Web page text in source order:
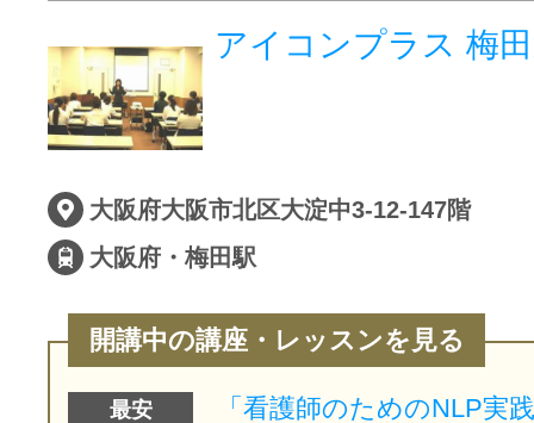
アイコンプラス 梅
大阪府大阪市北区大淀中3-12-147階
大阪府・梅田駅
開講中の講座・レッスンを見る
最安